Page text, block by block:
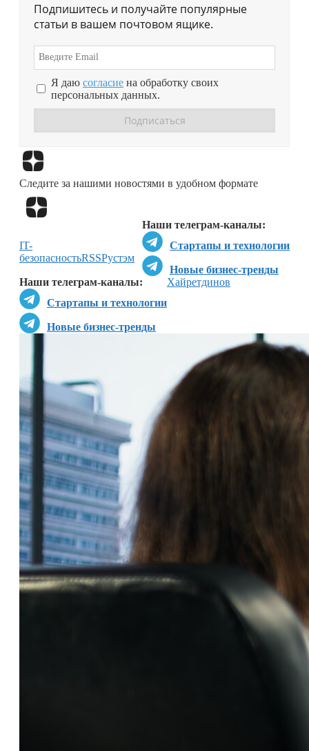
Подпишитесь и получайте популярные
статьи в вашем почтовом ящике.
Я даю согласие на обработку своих
персональных данных.
Следите за нашими новостями в удобном формате
Наши телеграм-каналы:
Стартапы и технологии
Новые бизнес-тренды
Наши телеграм-каналы:
Стартапы и технологии
Новые бизнес-тренды
IT-
безопасностьRSSРустэм
Хайретдинов